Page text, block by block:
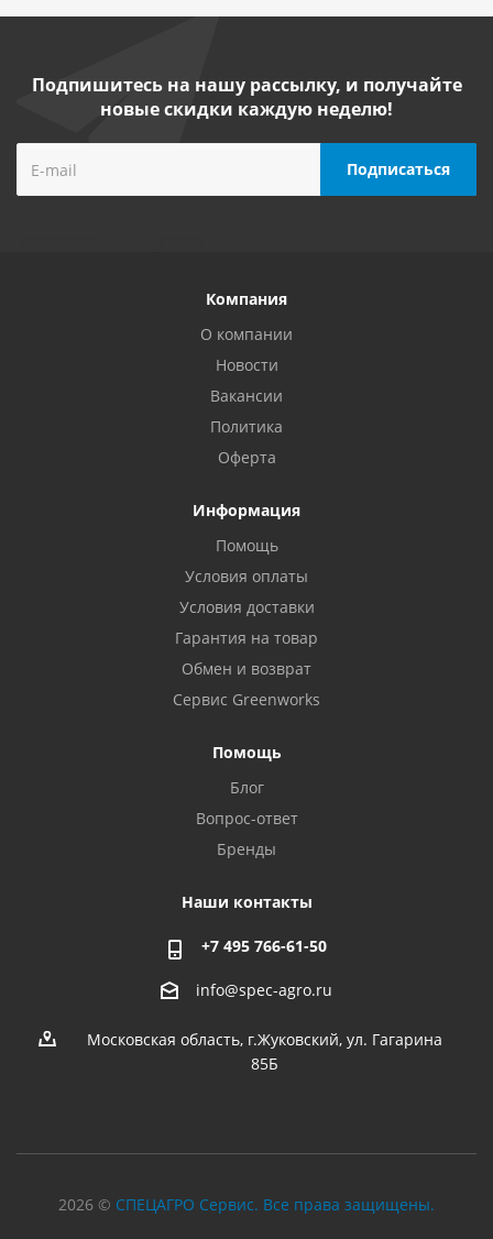
Подпишитесь на нашу рассылку, и получайте
новые скидки каждую неделю!
Компания
О компании
Новости
Вакансии
Политика
Оферта
Информация
Помощь
Условия оплаты
Условия доставки
Гарантия на товар
Обмен и возврат
Сервис Greenworks
Помощь
Блог
Вопрос-ответ
Бренды
Наши контакты
+7 495 766-61-50
info@spec-agro.ru
Московская область, г.Жуковский, ул. Гагарина
85Б
2026 © СПЕЦАГРО Сервис. Все права защищены.